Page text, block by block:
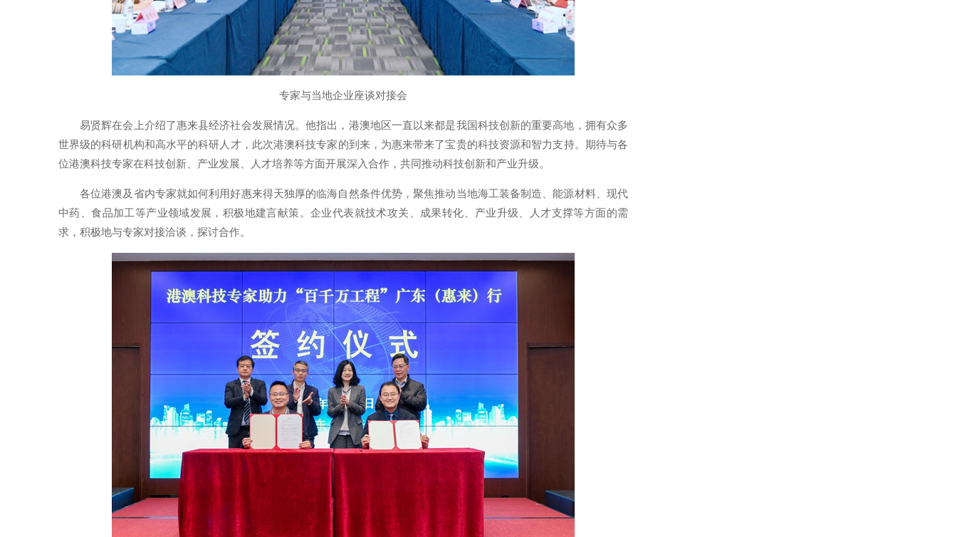
专家与当地企业座谈对接会
易贤辉在会上介绍了惠来县经济社会发展情况。他指出，港澳地区一直以来都是我国科技创新的重要高地，拥有众多
世界级的科研机构和高水平的科研人才，此次港澳科技专家的到来，为惠来带来了宝贵的科技资源和智力支持。期待与各
位港澳科技专家在科技创新、产业发展、人才培养等方面开展深入合作，共同推动科技创新和产业升级。
各位港澳及省内专家就如何利用好惠来得天独厚的临海自然条件优势，聚焦推动当地海工装备制造、能源材料、现代
中药、食品加工等产业领域发展，积极地建言献策。企业代表就技术攻关、成果转化、产业升级、人才支撑等方面的需
求，积极地与专家对接洽谈，探讨合作。